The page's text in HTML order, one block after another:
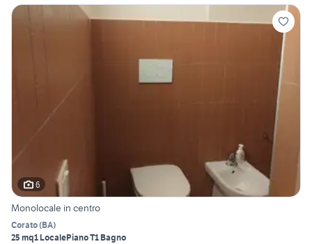
6
Monolocale in centro
Corato(BA)
25 mq1 LocalePiano T1 Bagno